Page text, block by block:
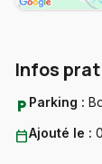
Infos
local_parking Parking :
calendar_todayAjouté le :